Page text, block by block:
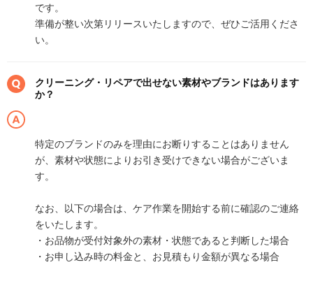
です。
準備が整い次第リリースいたしますので、ぜひご活用くださ
い。
クリーニング・リペアで出せない素材やブランドはあります
か？
特定のブランドのみを理由にお断りすることはありません
が、素材や状態によりお引き受けできない場合がございま
す。
なお、以下の場合は、ケア作業を開始する前に確認のご連絡
をいたします。
・お品物が受付対象外の素材・状態であると判断した場合
・お申し込み時の料金と、お見積もり金額が異なる場合